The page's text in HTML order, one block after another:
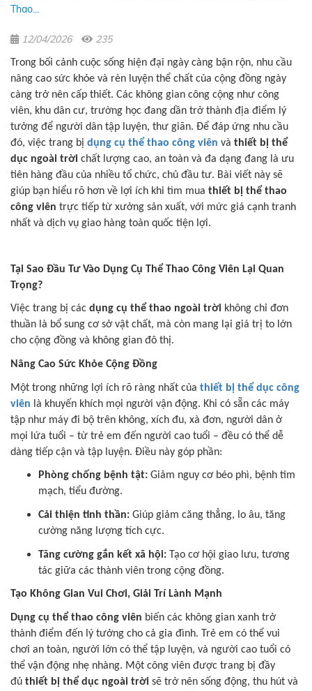
Thao...
12/04/2026 235
Trong bối cảnh cuộc sống hiện đại ngày càng bận rộn, nhu cầu
nâng cao sức khỏe và rèn luyện thể chất của cộng đồng ngày
càng trở nên cấp thiết. Các không gian công cộng như công
viên, khu dân cư, trường học đang dần trở thành địa điểm lý
tưởng để người dân tập luyện, thư giãn. Để đáp ứng nhu cầu
đó, việc trang bị dụng cụ thể thao công viên và thiết bị thể
dục ngoài trời chất lượng cao, an toàn và đa dạng đang là ưu
tiên hàng đầu của nhiều tổ chức, chủ đầu tư. Bài viết này sẽ
giúp bạn hiểu rõ hơn về lợi ích khi tìm mua thiết bị thể thao
công viên trực tiếp từ xưởng sản xuất, với mức giá cạnh tranh
nhất và dịch vụ giao hàng toàn quốc tiện lợi.
Tại Sao Đầu Tư Vào Dụng Cụ Thể Thao Công Viên Lại Quan
Trọng?
Việc trang bị các dụng cụ thể thao ngoài trời không chỉ đơn
thuần là bổ sung cơ sở vật chất, mà còn mang lại giá trị to lớn
cho cộng đồng và không gian đô thị.
Nâng Cao Sức Khỏe Cộng Đồng
Một trong những lợi ích rõ ràng nhất của thiết bị thể dục công
viên là khuyến khích mọi người vận động. Khi có sẵn các máy
tập như máy đi bộ trên không, xích đu, xà đơn, người dân ở
mọi lứa tuổi – từ trẻ em đến người cao tuổi – đều có thể dễ
dàng tiếp cận và tập luyện. Điều này góp phần:
Phòng chống bệnh tật: Giảm nguy cơ béo phì, bệnh tim
mạch, tiểu đường.
Cải thiện tinh thần: Giúp giảm căng thẳng, lo âu, tăng
cường năng lượng tích cực.
Tăng cường gắn kết xã hội: Tạo cơ hội giao lưu, tương
tác giữa các thành viên trong cộng đồng.
Tạo Không Gian Vui Chơi, Giải Trí Lành Mạnh
Dụng cụ thể thao công viên biến các không gian xanh trở
thành điểm đến lý tưởng cho cả gia đình. Trẻ em có thể vui
chơi an toàn, người lớn có thể tập luyện, và người cao tuổi có
thể vận động nhẹ nhàng. Một công viên được trang bị đầy
đủ thiết bị thể dục ngoài trời sẽ trở nên sống động, thu hút và